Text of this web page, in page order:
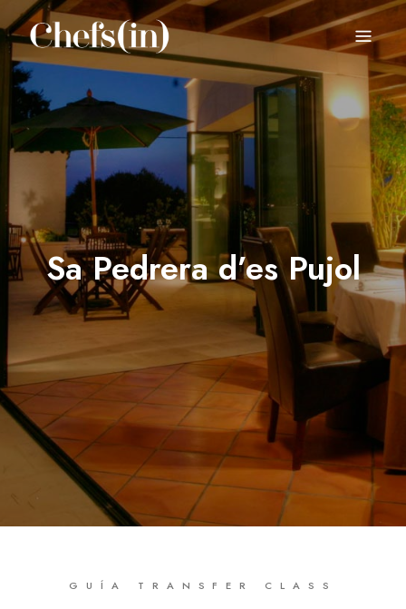
CHEFS(IN)
Local Gastronomy Adventures
Sa Pedrera d’es Pujol
GUÍA TRANSFER CLASS